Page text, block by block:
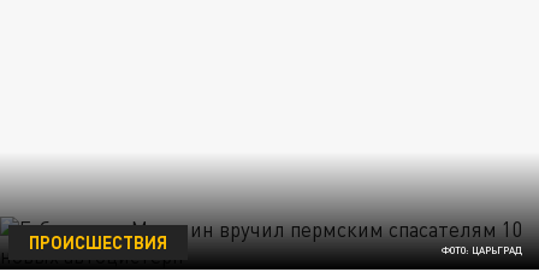
ФОТО: ЦАРЬГРАД
ПРОИСШЕСТВИЯ